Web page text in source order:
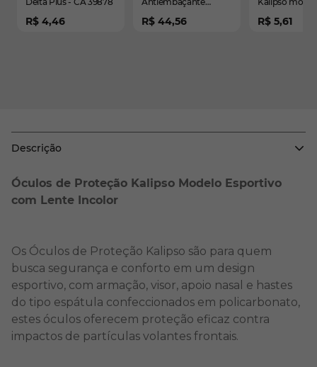
R$ 4,46 R$ 44,56
- CA 11268
R$ 5,61
Descrição
Óculos de Proteção Kalipso Modelo Esportivo
com Lente Incolor
Os Óculos de Proteção Kalipso são para quem
busca segurança e conforto em um design
esportivo, com armação, visor, apoio nasal e hastes
do tipo espátula confeccionados em policarbonato,
estes óculos oferecem proteção eficaz contra
impactos de partículas volantes frontais.